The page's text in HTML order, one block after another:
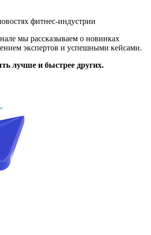
фитнес-индустрии
мы рассказываем о новинках
экспертов и успешными кейсами.
лучше и быстрее других.